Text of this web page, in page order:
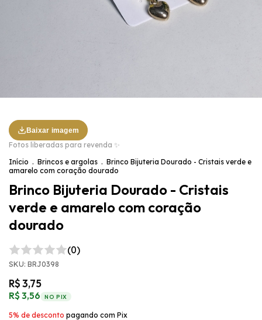
Baixar imagem
Fotos liberadas para revenda ✨
Início . Brincos e argolas . Brinco Bijuteria Dourado - Cristais verde e
amarelo com coração dourado
Brinco Bijuteria Dourado - Cristais
verde e amarelo com coração
dourado
(0)
SKU: BRJ0398
R$ 3,75
R$ 3,56 NO PIX
5% de desconto pagando com Pix